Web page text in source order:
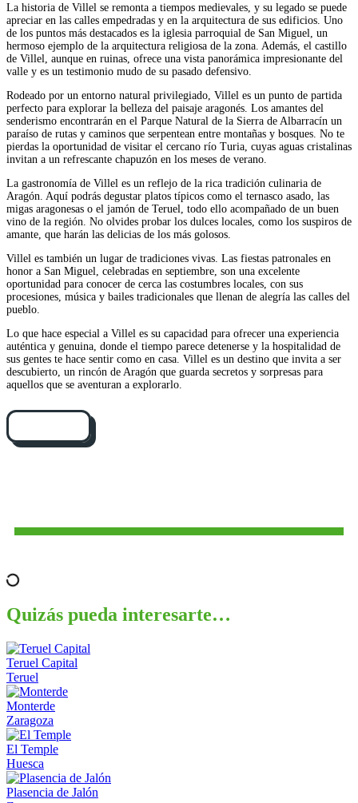
La historia de Villel se remonta a tiempos medievales, y su legado se puede
apreciar en las calles empedradas y en la arquitectura de sus edificios. Uno
de los puntos más destacados es la iglesia parroquial de San Miguel, un
hermoso ejemplo de la arquitectura religiosa de la zona. Además, el castillo
de Villel, aunque en ruinas, ofrece una vista panorámica impresionante del
valle y es un testimonio mudo de su pasado defensivo.
Rodeado por un entorno natural privilegiado, Villel es un punto de partida
perfecto para explorar la belleza del paisaje aragonés. Los amantes del
senderismo encontrarán en el Parque Natural de la Sierra de Albarracín un
paraíso de rutas y caminos que serpentean entre montañas y bosques. No te
pierdas la oportunidad de visitar el cercano río Turia, cuyas aguas cristalinas
invitan a un refrescante chapuzón en los meses de verano.
La gastronomía de Villel es un reflejo de la rica tradición culinaria de
Aragón. Aquí podrás degustar platos típicos como el ternasco asado, las
migas aragonesas o el jamón de Teruel, todo ello acompañado de un buen
vino de la región. No olvides probar los dulces locales, como los suspiros de
amante, que harán las delicias de los más golosos.
Villel es también un lugar de tradiciones vivas. Las fiestas patronales en
honor a San Miguel, celebradas en septiembre, son una excelente
oportunidad para conocer de cerca las costumbres locales, con sus
procesiones, música y bailes tradicionales que llenan de alegría las calles del
pueblo.
Lo que hace especial a Villel es su capacidad para ofrecer una experiencia
auténtica y genuina, donde el tiempo parece detenerse y la hospitalidad de
sus gentes te hace sentir como en casa. Villel es un destino que invita a ser
descubierto, un rincón de Aragón que guarda secretos y sorpresas para
aquellos que se aventuran a explorarlo.
Quizás pueda interesarte…
Teruel Capital
Teruel
Monterde
Zaragoza
El Temple
Huesca
Plasencia de Jalón